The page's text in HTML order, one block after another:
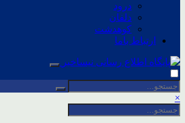
درود
دلفان
کوهدشت
ارتباط باما
×